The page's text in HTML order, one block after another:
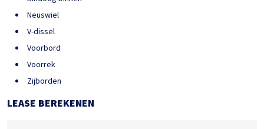
Neuswiel
V-dissel
Voorbord
Voorrek
Zijborden
LEASE BEREKENEN